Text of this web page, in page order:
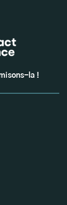
la !